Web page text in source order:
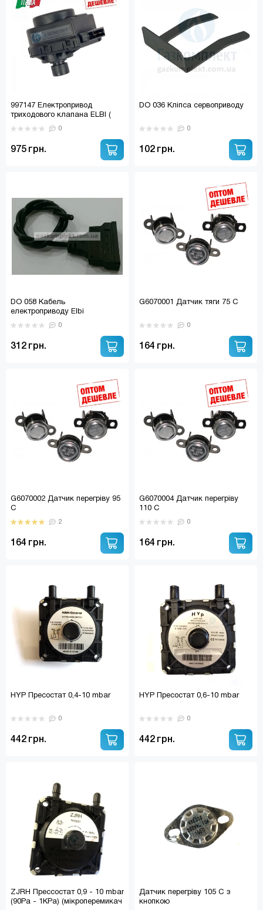
997147 Електропривод
триходового клапана ELBI (
ARISTON, BERETTA, BAXI,
WESTEN, DEMRAD, HERMANN,
S57206; 3003200039;
6PROATTTOO; 2100006.00)
0
975 грн.
DO 036 Кліпса сервоприводу
0
102 грн.
DO 058 Кабель
електроприводу Elbi
триходового клапана
0
312 грн.
G6070001 Датчик тяги 75 С
0
164 грн.
G6070002 Датчик перегріву 95
С
2
164 грн.
G6070004 Датчик перегріву
110 С
0
164 грн.
HYP Пресостат 0,4-10 mbar
0
442 грн.
HYP Пресостат 0,6-10 mbar
0
442 грн.
ZJRH Прессостат 0,9 - 10 mbar
(90Pa - 1KPa) (мікроперемикач
Датчик перегріву 105 С з
кнопкою